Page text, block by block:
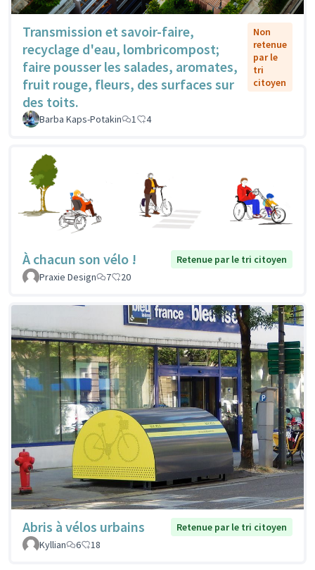
Transmission et savoir-faire,
recyclage d'eau, lombricompost;
faire pousser les salades, aromates,
fruit rouge, fleurs, des surfaces sur
des toits.
Non
retenue
par le
tri
citoyen
Barba Kaps-Potakin 1 4
À chacun son vélo !
Retenue par le tri citoyen
Praxie Design
7 20
Abris à vélos urbains
Retenue par le tri citoyen
Kyllian
6 18